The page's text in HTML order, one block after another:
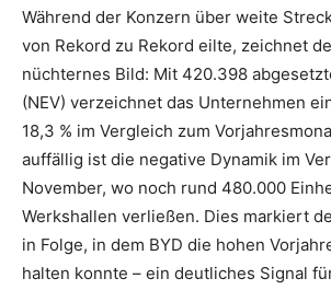
Während der Konzern über weite
von Rekord zu Rekord eilte, zeichnet
nüchternes Bild: Mit 420.398
(NEV) verzeichnet das Unternehmen
18,3 % im Vergleich zum
auffällig ist die negative Dynamik im
November, wo noch rund 480.000
Werkshallen verließen. Dies markiert
in Folge, in dem BYD die hohen
halten konnte – ein deutliches Signal